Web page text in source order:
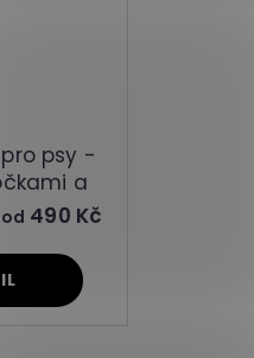
pro psy -
a
od 490 Kč